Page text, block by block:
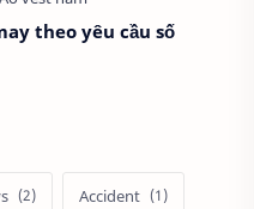
theo yêu cầu số
Accident